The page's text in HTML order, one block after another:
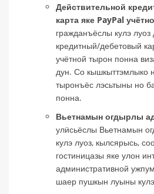
Действительной
карта яке PayPal
гражданъёслы кулэ луоз
кредитный/дебетовый
учётной тырон понна
дун. Со кышкыттэмлыко
тыронъёс лэсьтыны но
понна.
Вьетнамын огдырлы
улӥсьёслы Вьетнамын
кулэ луоз, кылсярысь,
гостиницазы яке улон
административной
шаер пушкын луыны